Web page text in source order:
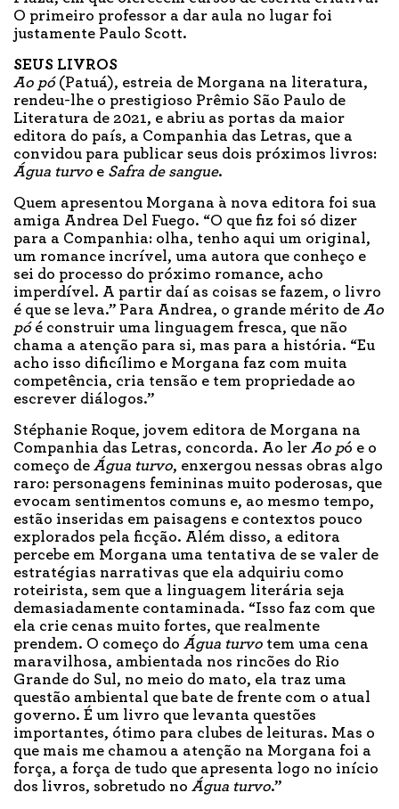
O primeiro professor a dar aula no lugar foi
justamente Paulo Scott.
SEUS LIVROS
Ao pó (Patuá), estreia de Morgana na literatura,
rendeu-lhe o prestigioso Prêmio São Paulo de
Literatura de 2021, e abriu as portas da maior
editora do país, a Companhia das Letras, que a
convidou para publicar seus dois próximos livros:
Água turvo e Safra de sangue.
Quem apresentou Morgana à nova editora foi sua
amiga Andrea Del Fuego. “O que fiz foi só dizer
para a Companhia: olha, tenho aqui um original,
um romance incrível, uma autora que conheço e
sei do processo do próximo romance, acho
imperdível. A partir daí as coisas se fazem, o livro
é que se leva.” Para Andrea, o grande mérito de Ao
pó é construir uma linguagem fresca, que não
chama a atenção para si, mas para a história. “Eu
acho isso dificílimo e Morgana faz com muita
competência, cria tensão e tem propriedade ao
escrever diálogos.”
Stéphanie Roque, jovem editora de Morgana na
Companhia das Letras, concorda. Ao ler Ao pó e o
começo de Água turvo, enxergou nessas obras algo
raro: personagens femininas muito poderosas, que
evocam sentimentos comuns e, ao mesmo tempo,
estão inseridas em paisagens e contextos pouco
explorados pela ficção. Além disso, a editora
percebe em Morgana uma tentativa de se valer de
estratégias narrativas que ela adquiriu como
roteirista, sem que a linguagem literária seja
demasiadamente contaminada. “Isso faz com que
ela crie cenas muito fortes, que realmente
prendem. O começo do Água turvo tem uma cena
maravilhosa, ambientada nos rincões do Rio
Grande do Sul, no meio do mato, ela traz uma
questão ambiental que bate de frente com o atual
governo. É um livro que levanta questões
importantes, ótimo para clubes de leituras. Mas o
que mais me chamou a atenção na Morgana foi a
força, a força de tudo que apresenta logo no início
dos livros, sobretudo no Água turvo.”